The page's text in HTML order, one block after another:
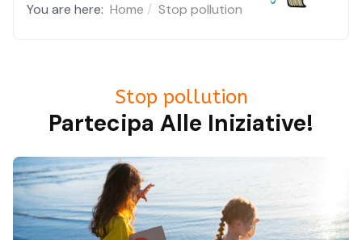
You are here: Home Stop pollution
Stop pollution
Partecipa Alle Iniziative!